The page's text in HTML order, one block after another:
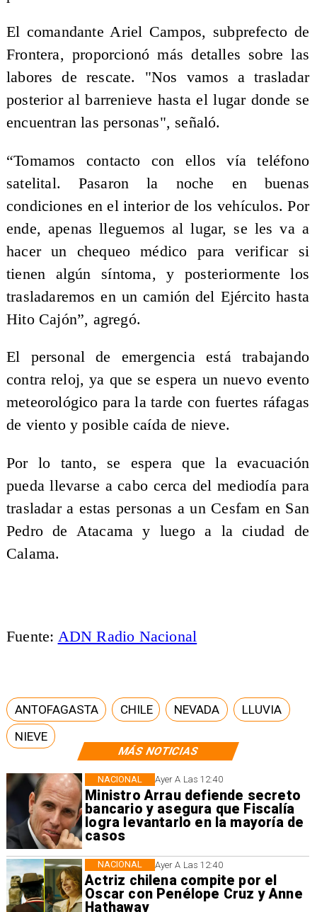
MÁS NOTICIAS
Ayer A Las 12:40
Ministro Arrau defiende secreto
bancario y asegura que Fiscalía
logra levantarlo en la mayoría de
casos
NACIONAL
Ayer A Las 12:40
Actriz chilena compite por el
Oscar con Penélope Cruz y Anne
Hathaway
NACIONAL
El comandante Ariel Campos, subprefecto de
Frontera, proporcionó más detalles sobre las
labores de rescate. "Nos vamos a trasladar
posterior al barrenieve hasta el lugar donde se
encuentran las personas", señaló.
“Tomamos contacto con ellos vía teléfono
satelital. Pasaron la noche en buenas
condiciones en el interior de los vehículos. Por
ende, apenas lleguemos al lugar, se les va a
hacer un chequeo médico para verificar si
tienen algún síntoma, y posteriormente los
trasladaremos en un camión del Ejército hasta
Hito Cajón”, agregó.
El personal de emergencia está trabajando
contra reloj, ya que se espera un nuevo evento
meteorológico para la tarde con fuertes ráfagas
de viento y posible caída de nieve.
Por lo tanto, se espera que la evacuación
pueda llevarse a cabo cerca del mediodía para
trasladar a estas personas a un Cesfam en San
Pedro de Atacama y luego a la ciudad de
Calama.
Fuente: ADN Radio Nacional
ANTOFAGASTA CHILE NEVADA
LLUVIA
NIEVE